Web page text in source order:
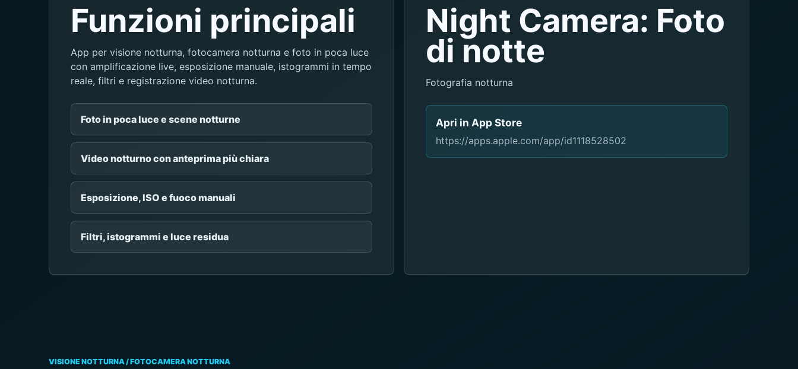
Funzioni principali
App per visione notturna, fotocamera notturna e foto in poca luce
con amplificazione live, esposizione manuale, istogrammi in tempo
reale, filtri e registrazione video notturna.
Foto in poca luce e scene notturne
Video notturno con anteprima più chiara
Esposizione, ISO e fuoco manuali
Filtri, istogrammi e luce residua
Night Camera: Foto
di notte
Fotografia notturna
Apri in App Store
https://apps.apple.com/app/id1118528502
VISIONE NOTTURNA / FOTOCAMERA NOTTURNA